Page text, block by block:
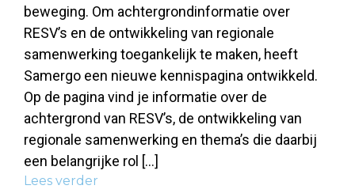
beweging. Om achtergrondinformatie over
RESV’s en de ontwikkeling van regionale
samenwerking toegankelijk te maken, heeft
Samergo een nieuwe kennispagina ontwikkeld.
Op de pagina vind je informatie over de
achtergrond van RESV’s, de ontwikkeling van
regionale samenwerking en thema’s die daarbij
een belangrijke rol […]
Lees verder